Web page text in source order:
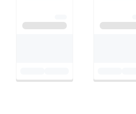
スタジオ
ますし、
のスタジ